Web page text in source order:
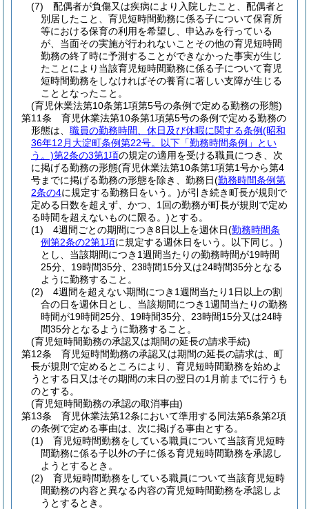
(7)
配偶者が負傷又は疾病により入院したこと、配偶者と
別居したこと、育児短時間勤務に係る子について保育所
等における保育の利用を希望し、申込みを行っている
が、当面その実施が行われないことその他の育児短時間
勤務の終了時に予測することができなかった事実が生じ
たことにより当該育児短時間勤務に係る子について育児
短時間勤務をしなければその養育に著しい支障が生じる
こととなったこと。
(育児休業法第10条第1項第5号の条例で定める勤務の形態)
第11条
育児休業法第10条第1項第5号の条例で定める勤務の
形態は、 職員の勤務時間、休日及び休暇に関する条例(昭和
36年12月大淀町条例第22号。以下「勤務時間条例」とい
う。)第2条の3第1項の規定の適用を受ける職員につき、次
に掲げる勤務の形態(育児休業法第10条第1項第1号から第4
号までに掲げる勤務の形態を除き、勤務日(勤務時間条例第
2条の4に規定する勤務日をいう。)が引き続き町長が規則で
定める日数を超えず、かつ、1回の勤務が町長が規則で定め
る時間を超えないものに限る。)とする。
(1)
4週間ごとの期間につき8日以上を週休日(勤務時間条
例第2条の2第1項に規定する週休日をいう。以下同じ。)
とし、当該期間につき1週間当たりの勤務時間が19時間
25分、19時間35分、23時間15分又は24時間35分となる
ように勤務すること。
(2)
4週間を超えない期間につき1週間当たり1日以上の割
合の日を週休日とし、当該期間につき1週間当たりの勤務
時間が19時間25分、19時間35分、23時間15分又は24時
間35分となるように勤務すること。
(育児短時間勤務の承認又は期間の延長の請求手続)
第12条
育児短時間勤務の承認又は期間の延長の請求は、町
長が規則で定めるところにより、育児短時間勤務を始めよ
うとする日又はその期間の末日の翌日の1月前までに行うも
のとする。
(育児短時間勤務の承認の取消事由)
第13条
育児休業法第12条において準用する同法第5条第2項
の条例で定める事由は、次に掲げる事由とする。
(1)
育児短時間勤務をしている職員について当該育児短時
間勤務に係る子以外の子に係る育児短時間勤務を承認し
ようとするとき。
(2)
育児短時間勤務をしている職員について当該育児短時
間勤務の内容と異なる内容の育児短時間勤務を承認しよ
うとするとき。